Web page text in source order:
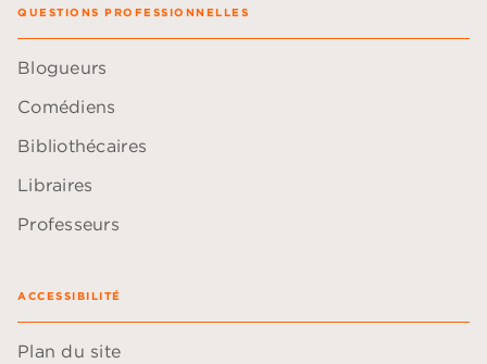
QUESTIONS PROFESSIONNELLES
Blogueurs
Comédiens
Bibliothécaires
Libraires
Professeurs
ACCESSIBILITÉ
Plan du site